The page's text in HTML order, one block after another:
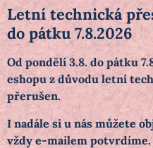
Letní technická
do pátku 7.8.2026
Od pondělí 3.8. do pátku
eshopu z důvodu letní
přerušen.
I nadále si u nás můžete
vždy e-mailem potvrdíme.